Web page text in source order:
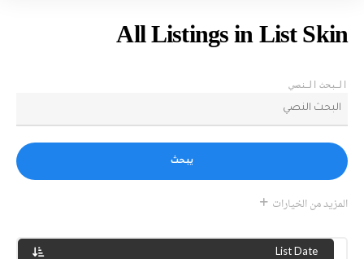
All Listings in List Skin
البحث النصي
يبحث
المزيد من الخيارات
List Date